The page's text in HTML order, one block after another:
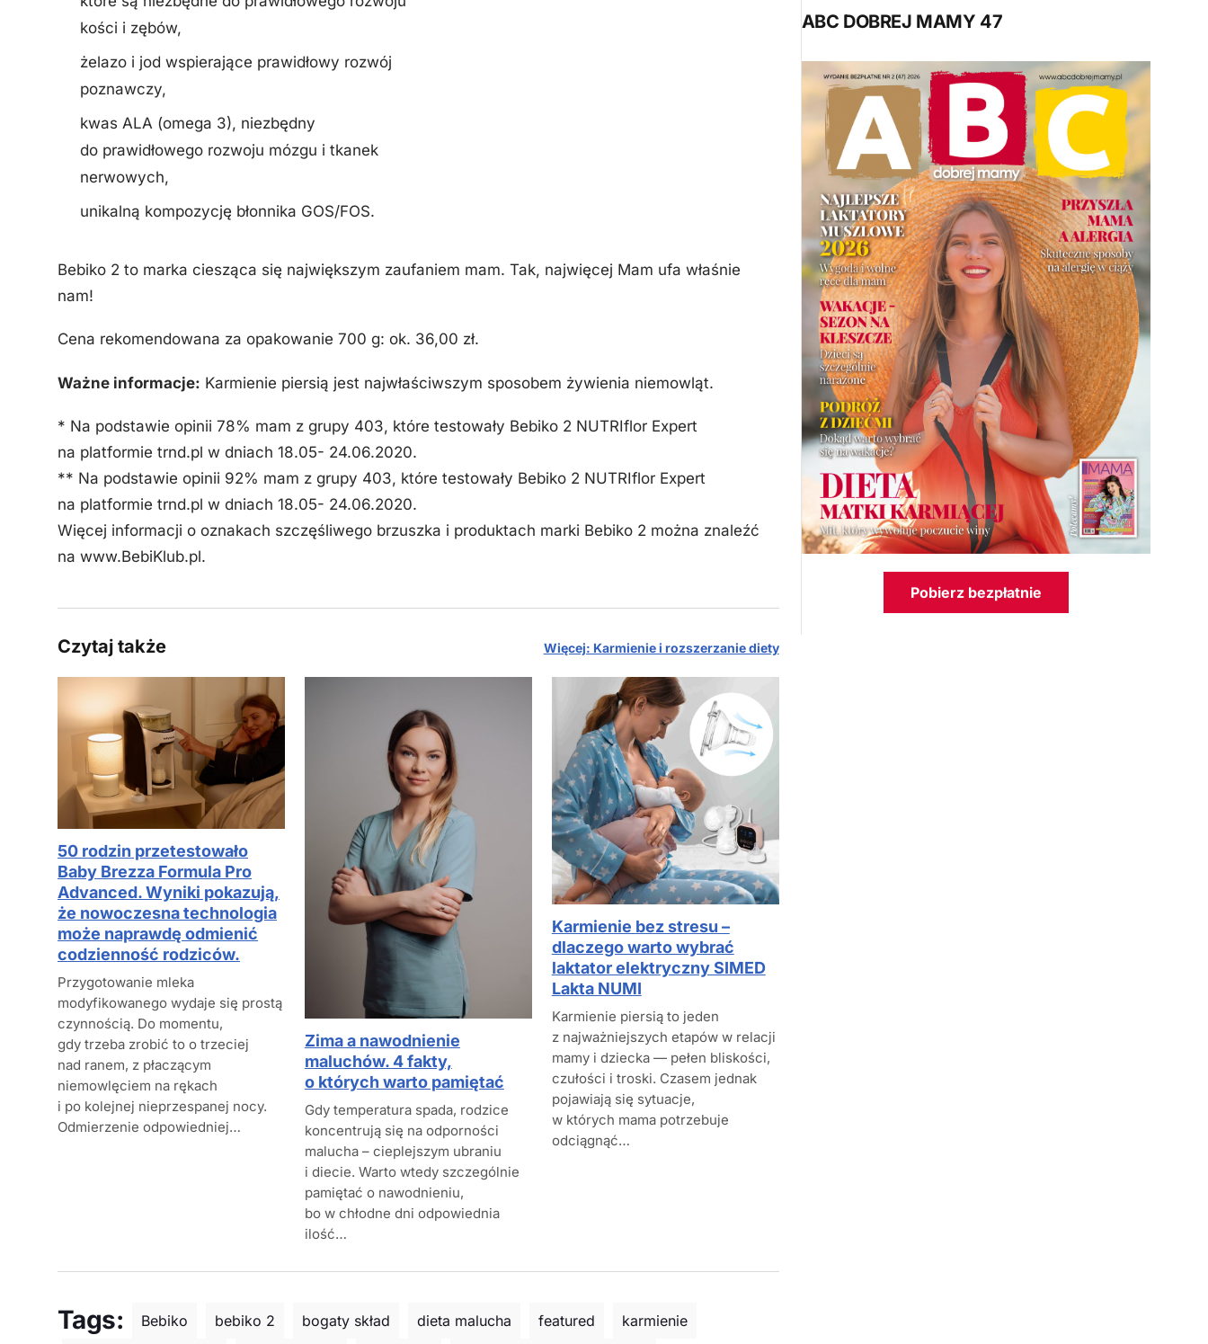
kości i zębów,
żelazo i jod wspierające prawidłowy rozwój
poznawczy,
kwas ALA (omega 3), niezbędny
do prawidłowego rozwoju mózgu i tkanek
nerwowych,
unikalną kompozycję błonnika GOS/FOS.
Bebiko 2 to marka ciesząca się największym zaufaniem mam. Tak, najwięcej Mam ufa właśnie
nam!
Cena rekomendowana za opakowanie 700 g: ok. 36,00 zł.
Ważne informacje: Karmienie piersią jest najwłaściwszym sposobem żywienia niemowląt.
* Na podstawie opinii 78% mam z grupy 403, które testowały Bebiko 2 NUTRIflor Expert
na platformie trnd.pl w dniach 18.05- 24.06.2020.
** Na podstawie opinii 92% mam z grupy 403, które testowały Bebiko 2 NUTRIflor Expert
na platformie trnd.pl w dniach 18.05- 24.06.2020.
Więcej informacji o oznakach szczęśliwego brzuszka i produktach marki Bebiko 2 można znaleźć
na www.BebiKlub.pl.
Czytaj także Więcej: Karmienie i rozszerzanie diety
50 rodzin przetestowało
Baby Brezza Formula Pro
Advanced. Wyniki pokazują,
że nowoczesna technologia
może naprawdę odmienić
codzienność rodziców.
Przygotowanie mleka
modyfikowanego wydaje się prostą
czynnością. Do momentu,
gdy trzeba zrobić to o trzeciej
nad ranem, z płaczącym
niemowlęciem na rękach
i po kolejnej nieprzespanej nocy.
Odmierzenie odpowiedniej…
Zima a nawodnienie
maluchów. 4 fakty,
o których warto pamiętać
Gdy temperatura spada, rodzice
koncentrują się na odporności
malucha – cieplejszym ubraniu
i diecie. Warto wtedy szczególnie
pamiętać o nawodnieniu,
bo w chłodne dni odpowiednia
ilość…
Karmienie bez stresu –
dlaczego warto wybrać
laktator elektryczny SIMED
Lakta NUMI
Karmienie piersią to jeden
z najważniejszych etapów w relacji
mamy i dziecka — pełen bliskości,
czułości i troski. Czasem jednak
pojawiają się sytuacje,
w których mama potrzebuje
odciągnąć…
Tags: Bebiko bebiko 2 bogaty skład dieta malucha featured karmienie
ABC DOBREJ MAMY 47
Pobierz bezpłatnie